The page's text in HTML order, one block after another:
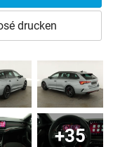
drucken
+35